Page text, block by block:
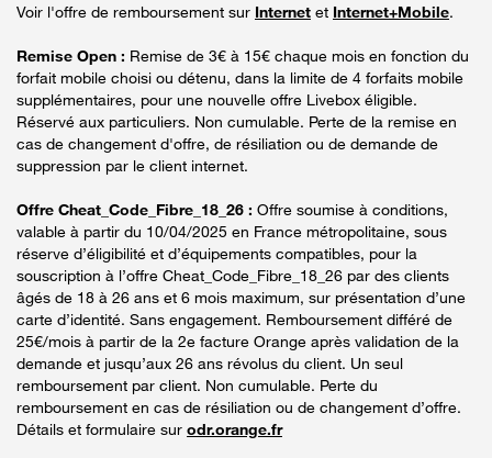
Voir l'offre de remboursement sur Internet et Internet+Mobile.
Remise Open : Remise de 3€ à 15€ chaque mois en fonction du
forfait mobile choisi ou détenu, dans la limite de 4 forfaits mobile
supplémentaires, pour une nouvelle offre Livebox éligible.
Réservé aux particuliers. Non cumulable. Perte de la remise en
cas de changement d'offre, de résiliation ou de demande de
suppression par le client internet.
Offre Cheat_Code_Fibre_18_26 : Offre soumise à conditions,
valable à partir du 10/04/2025 en France métropolitaine, sous
réserve d’éligibilité et d’équipements compatibles, pour la
souscription à l’offre Cheat_Code_Fibre_18_26 par des clients
âgés de 18 à 26 ans et 6 mois maximum, sur présentation d’une
carte d’identité. Sans engagement. Remboursement différé de
25€/mois à partir de la 2e facture Orange après validation de la
demande et jusqu’aux 26 ans révolus du client. Un seul
remboursement par client. Non cumulable. Perte du
remboursement en cas de résiliation ou de changement d’offre.
Détails et formulaire sur odr.orange.fr